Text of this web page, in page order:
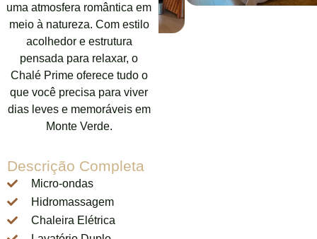
uma atmosfera romântica em
meio à natureza. Com estilo
acolhedor e estrutura
pensada para relaxar, o
Chalé Prime oferece tudo o
que você precisa para viver
dias leves e memoráveis em
Monte Verde.
Descrição Completa
Micro-ondas
Hidromassagem
Chaleira Elétrica